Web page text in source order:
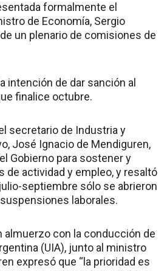
formalmente el
de Economía, Sergio
un plenario de comisiones de
intención de dar sanción al
finalice octubre.
secretario de Industria y
José Ignacio de Mendiguren,
Gobierno para sostener y
de actividad y empleo, y resaltó
septiembre sólo se abrieron
laborales.
almuerzo con la conducción de
(UIA), junto al ministro
expresó que “la prioridad es